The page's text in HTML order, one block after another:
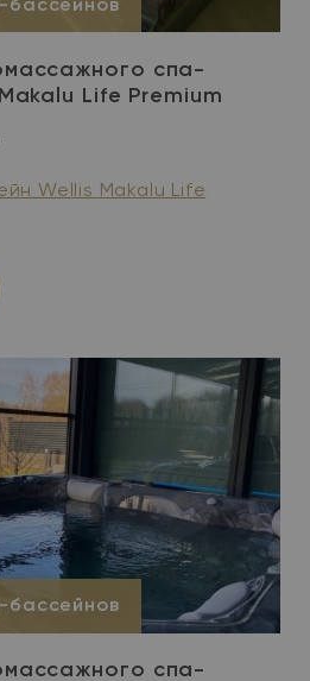
бассейнов
спа-
Life Premium
Wellis Makalu Life
бассейнов
спа-